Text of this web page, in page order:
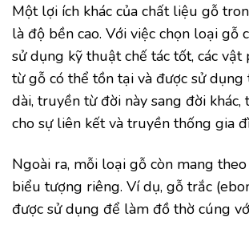
Một lợi ích khác của chất liệu gỗ
là độ bền cao. Với việc chọn loại gỗ
sử dụng kỹ thuật chế tác tốt, các
từ gỗ có thể tồn tại và được sử
dài, truyền từ đời này sang đời khác,
cho sự liên kết và truyền thống gia
Ngoài ra, mỗi loại gỗ còn mang
biểu tượng riêng. Ví dụ, gỗ trắc
được sử dụng để làm đồ thờ cúng